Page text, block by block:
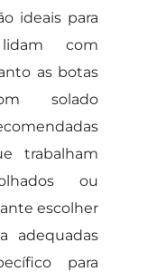
ideais para
com
as botas
solado
trabalham
ou
escolher
adequadas
para